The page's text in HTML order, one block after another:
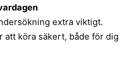
extra viktigt.
att köra säkert, både för dig